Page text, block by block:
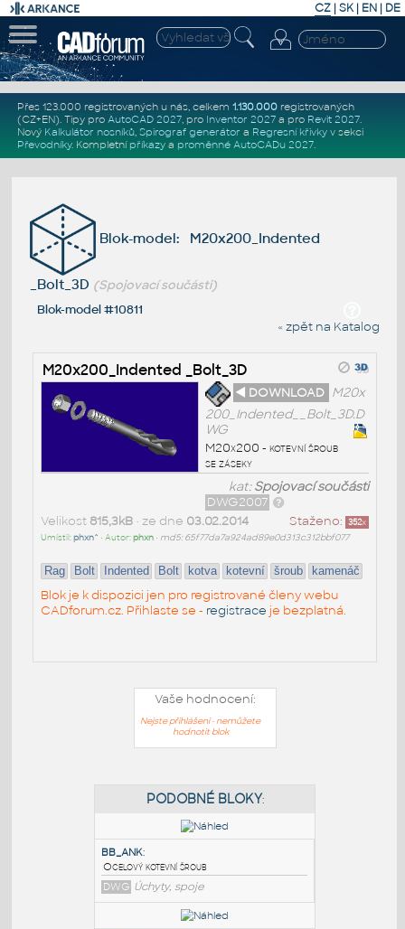
CZ | SK| EN | DE
Přes 123.000 registrovaných u nás, celkem 1.130.000registrovaných
(CZ+EN). Tipy pro AutoCAD 2027, pro Inventor 2027a pro Revit 2027.
Nový Kalkulátor nosníků, Spirograf generátor a Regresní křivkyv sekci
Převodníky. Kompletní příkazya proměnné AutoCADu 2027.
Blok-model: M20x200_Indented
_Bolt_3D (Spojovací součásti)
Blok-model #10811
« zpět na Katalog
M20x200_Indented _Bolt_3D
◄ DOWNLOAD M20x
200_Indented__Bolt_3D.D
WG
M20x200 - kotevní šroub
se záseky
kat:Spojovací součásti
DWG2007
Staženo: 352x
Velikost 815,3kB• ze dne 03.02.2014
Umístil:phxn^ • Autor:phxn• md5: 65f77da7a924ad89e0d313c312bbf077
Rag Bolt Indented Bolt kotva kotevní šroub kamenáč
Blok je k dispozici jen pro registrované členy webu
CADforum.cz. Přihlaste se - registrace je bezplatná.
Vaše hodnocení:
Nejste přihlášeni - nemůžete
hodnotit blok